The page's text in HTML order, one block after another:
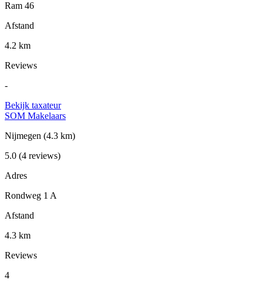
Ram 46
Afstand
4.2 km
Reviews
-
Bekijk taxateur
SOM Makelaars
Nijmegen (4.3 km)
5.0 (4 reviews)
Adres
Rondweg 1 A
Afstand
4.3 km
Reviews
4